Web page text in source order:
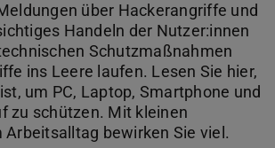
über Hackerangriffe und
Handeln der Nutzer:innen
Schutzmaßnahmen
ins Leere laufen. Lesen Sie hier,
um PC, Laptop, Smartphone und
zu schützen. Mit kleinen
bewirken Sie viel.